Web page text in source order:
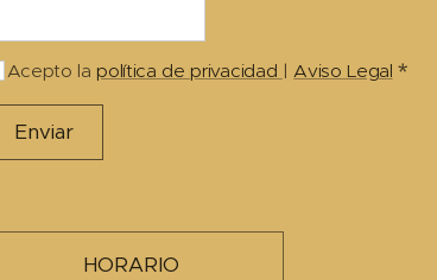
Acepto la política de privacidad | Aviso Legal
Enviar
HORARIO